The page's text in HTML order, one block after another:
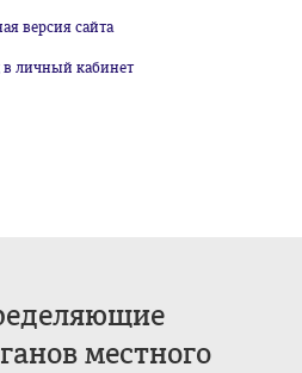
версия сайта
в личный кабинет
местного